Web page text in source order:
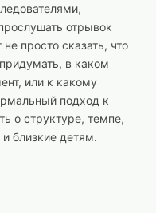
отрывок
просто сказать, что
в каком
или к какому
подход к
о структуре, темпе,
близкие детям.